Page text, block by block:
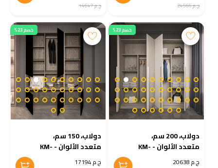
ج.م 24566 ج.م 14647
خصم 23%
دولاب، 200 سم،
متعدد الألوان - KM-
EG38-224ج.م 20638
خصم 23%
دولاب، 150 سم،
متعدد الألوان - KM-
EG38-223ج.م 17194